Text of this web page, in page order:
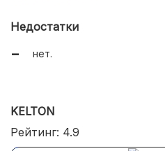
не вызывают потливости.
Недостатки
нет.
KELTON
Рейтинг: 4.9